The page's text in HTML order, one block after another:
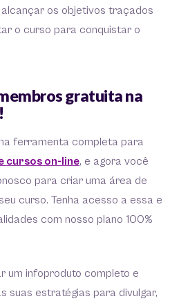
os objetivos traçados
o curso para conquistar o
gratuita na
ferramenta completa para
cursos on-line, e agora você
para criar uma área de
curso. Tenha acesso a essa e
com nosso plano 100%
um infoproduto completo e
suas estratégias para divulgar,